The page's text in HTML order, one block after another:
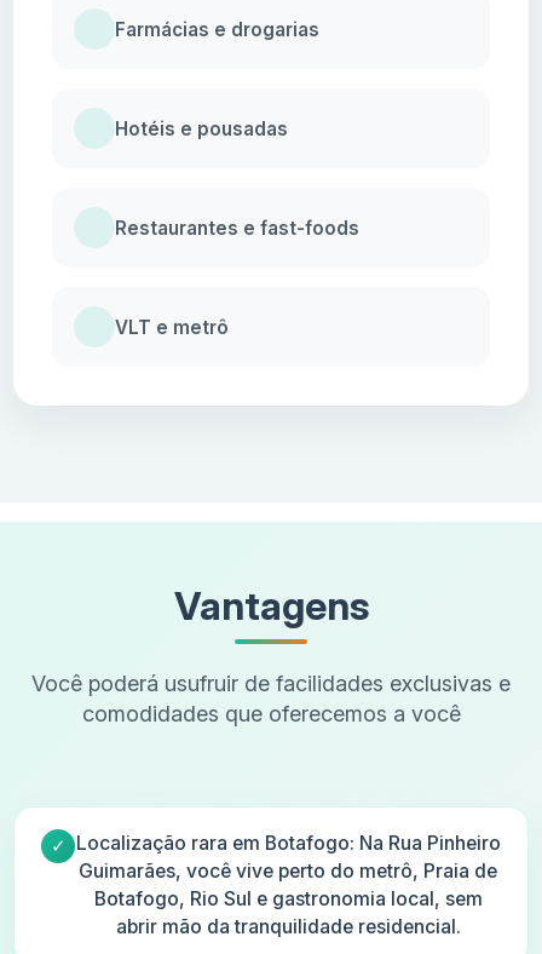
Farmácias e drogarias
Hotéis e pousadas
Restaurantes e fast-foods
VLT e metrô
Vantagens
Você poderá usufruir de facilidades exclusivas e
comodidades que oferecemos a você
Localização rara em Botafogo: Na Rua Pinheiro
Guimarães, você vive perto do metrô, Praia de
Botafogo, Rio Sul e gastronomia local, sem
abrir mão da tranquilidade residencial.